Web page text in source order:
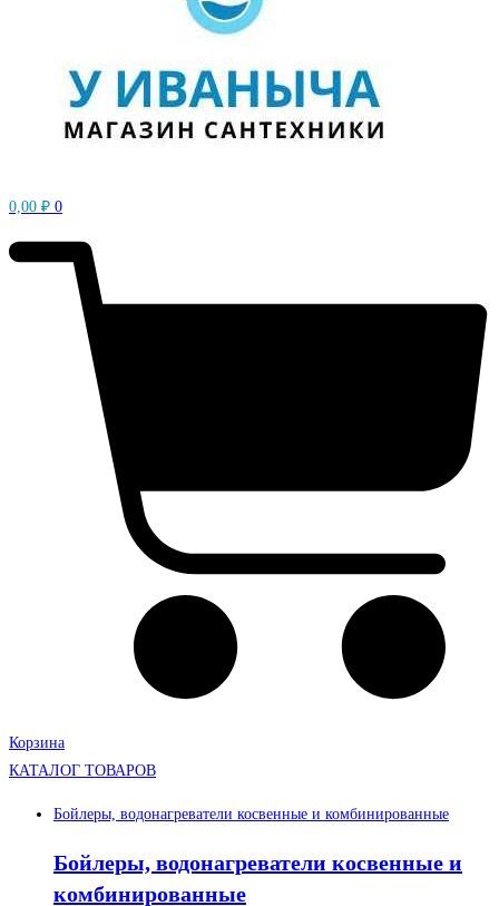
0,00 ₽ 0
Корзина
КАТАЛОГ ТОВАРОВ
Бойлеры, водонагреватели косвенные и комбинированные
Бойлеры, водонагреватели косвенные и
комбинированные